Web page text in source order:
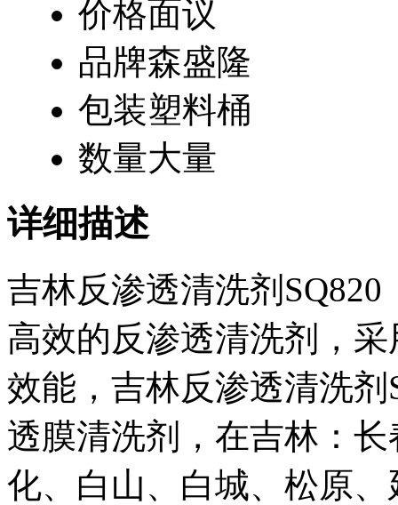
价格面议
品牌森盛隆
包装塑料桶
数量大量
详细描述
吉林反渗透清洗剂SQ820
高效的反渗透清洗剂，
效能，吉林反渗透清洗
透膜清洗剂，在吉林：
化、白山、白城、松原